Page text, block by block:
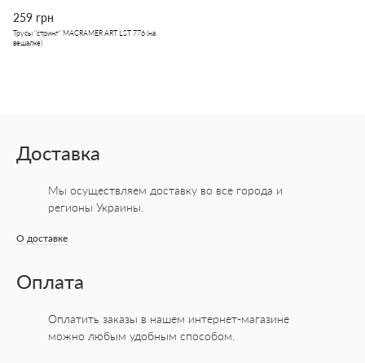
259 грн
Трусы "стринг" MACRAMER ART LST 776 (на
вешалке)
Доставка
Мы осуществляем доставку во все города и
регионы Украины.
О доставке
Оплата
Оплатить заказы в нашем интернет-магазине
можно любым удобным способом.